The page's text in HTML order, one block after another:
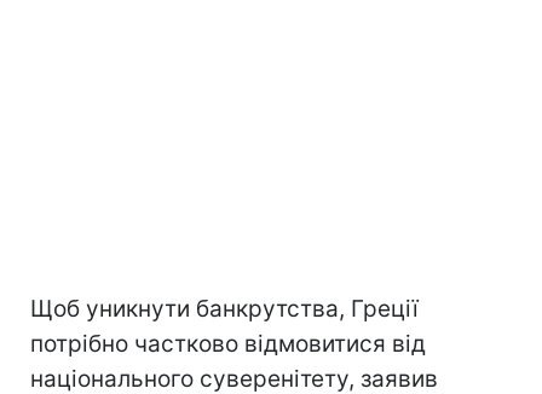
Щоб уникнути банкрутства, Греції
потрібно частково відмовитися від
національного суверенітету, заявив